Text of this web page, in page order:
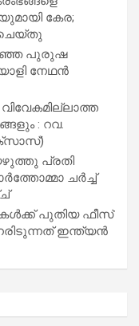
കേര;
ചെയ്തു
പുരുഷ
നേഥൻ
: റവ.
പ്രതി
ചർച്ച്
പുതിയ ഫീസ്
ഇന്ത്യൻ